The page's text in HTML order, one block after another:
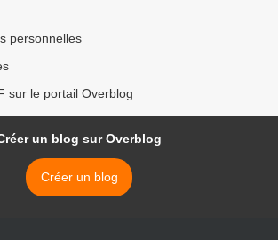
personnelles
sur le portail Overblog
un blog sur Overblog
Créer un blog